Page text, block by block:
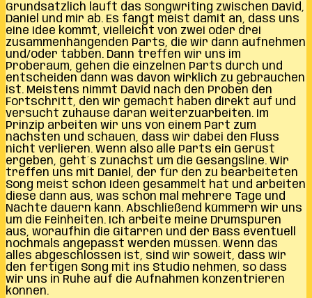
Grundsätzlich läuft das Songwriting zwischen David,
Daniel und mir ab. Es fängt meist damit an, dass uns
eine Idee kommt, vielleicht von zwei oder drei
zusammenhängenden Parts, die wir dann aufnehmen
und/oder tabben. Dann treffen wir uns im
Proberaum, gehen die einzelnen Parts durch und
entscheiden dann was davon wirklich zu gebrauchen
ist. Meistens nimmt David nach den Proben den
Fortschritt, den wir gemacht haben direkt auf und
versucht zuhause daran weiterzuarbeiten. Im
Prinzip arbeiten wir uns von einem Part zum
nächsten und schauen, dass wir dabei den Fluss
nicht verlieren. Wenn also alle Parts ein Gerüst
ergeben, geht´s zunächst um die Gesangsline. Wir
treffen uns mit Daniel, der für den zu bearbeiteten
Song meist schon Ideen gesammelt hat und arbeiten
diese dann aus, was schon mal mehrere Tage und
Nächte dauern kann. Abschließend kümmern wir uns
um die Feinheiten. Ich arbeite meine Drumspuren
aus, woraufhin die Gitarren und der Bass eventuell
nochmals angepasst werden müssen. Wenn das
alles abgeschlossen ist, sind wir soweit, dass wir
den fertigen Song mit ins Studio nehmen, so dass
wir uns in Ruhe auf die Aufnahmen konzentrieren
können.